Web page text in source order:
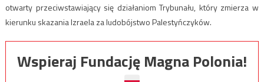
otwarty przeciwstawiający się działaniom Trybunału, który zmierza w
kierunku skazania Izraela za ludobójstwo Palestyńczyków.
Wspieraj Fundację Magna Polonia!